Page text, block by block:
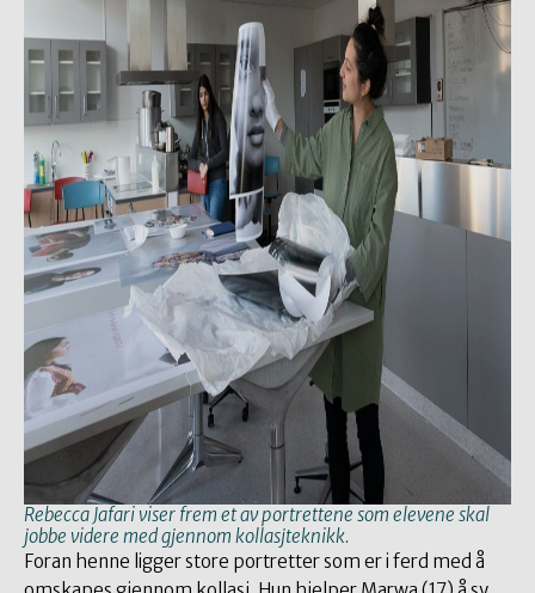
Rebecca Jafari viser frem et av portrettene som elevene skal
jobbe videre med gjennom kollasjteknikk.
Foran henne ligger store portretter som er i ferd med å